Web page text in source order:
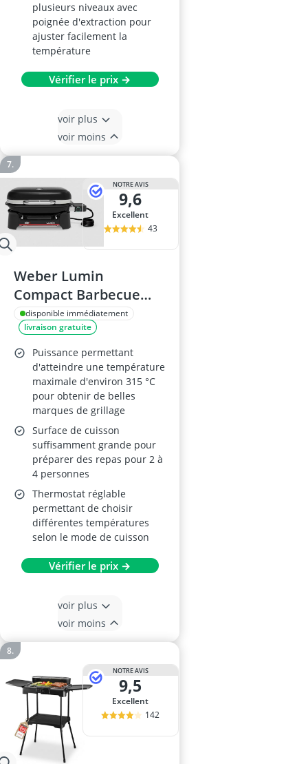
plusieurs niveaux avec
poignée d'extraction pour
ajuster facilement la
température
Vérifier le prix →
voir plus
voir moins
NOTRE AVIS
9,6
Excellent
43
Weber Lumin
Compact Barbecue
Électrique Portable 43
× 32 cm 315 °C
Couvercle
Thermomètre Grilles
Fonte Émaillée Réf.
1502044 Noir
disponible immédiatement
livraison gratuite
Puissance permettant
d'atteindre une température
maximale d'environ 315 °C
pour obtenir de belles
marques de grillage
Surface de cuisson
suffisamment grande pour
préparer des repas pour 2 à
4 personnes
Thermostat réglable
permettant de choisir
différentes températures
selon le mode de cuisson
Vérifier le prix →
voir plus
voir moins
NOTRE AVIS
9,5
Excellent
142